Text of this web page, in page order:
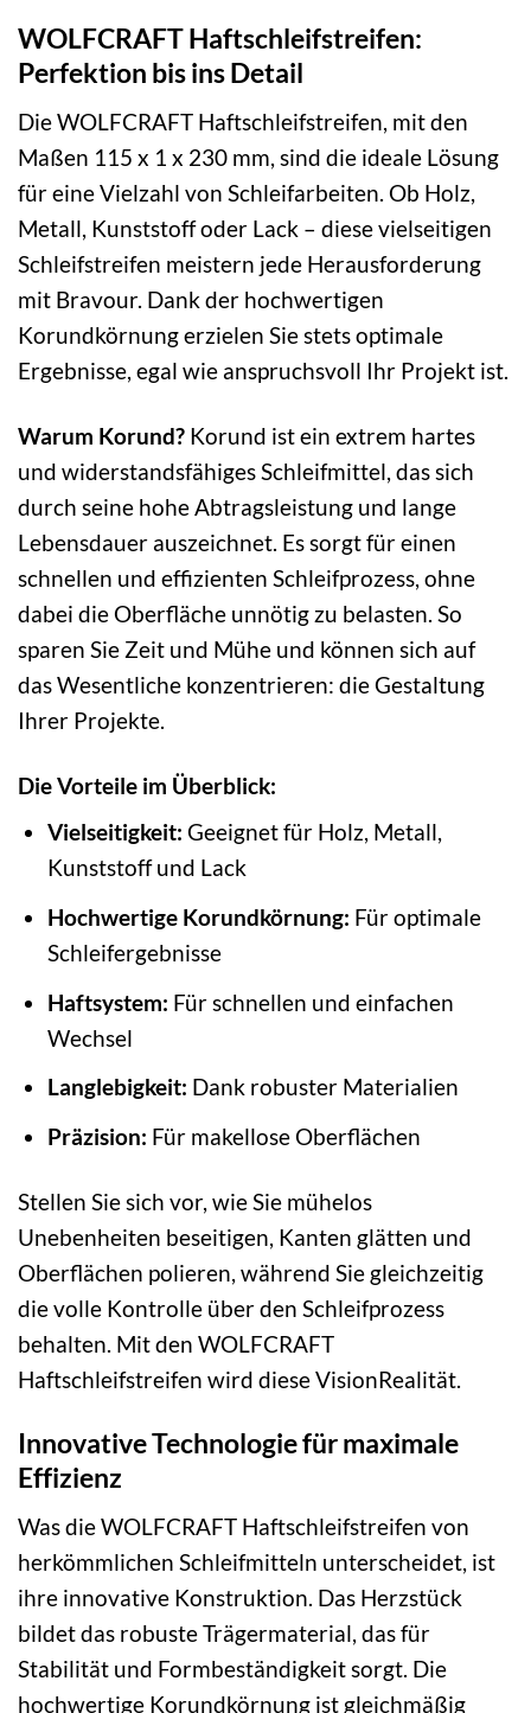
WOLFCRAFT Haftschleifstreifen:
Perfektion bis ins Detail
Die WOLFCRAFT Haftschleifstreifen, mit den
Maßen 115 x 1 x 230 mm, sind die ideale Lösung
für eine Vielzahl von Schleifarbeiten. Ob Holz,
Metall, Kunststoff oder Lack – diese vielseitigen
Schleifstreifen meistern jede Herausforderung
mit Bravour. Dank der hochwertigen
Korundkörnung erzielen Sie stets optimale
Ergebnisse, egal wie anspruchsvoll Ihr Projekt ist.
Warum Korund? Korund ist ein extrem hartes
und widerstandsfähiges Schleifmittel, das sich
durch seine hohe Abtragsleistung und lange
Lebensdauer auszeichnet. Es sorgt für einen
schnellen und effizienten Schleifprozess, ohne
dabei die Oberfläche unnötig zu belasten. So
sparen Sie Zeit und Mühe und können sich auf
das Wesentliche konzentrieren: die Gestaltung
Ihrer Projekte.
Die Vorteile im Überblick:
Vielseitigkeit: Geeignet für Holz, Metall,
Kunststoff und Lack
Hochwertige Korundkörnung: Für optimale
Schleifergebnisse
Haftsystem: Für schnellen und einfachen
Wechsel
Langlebigkeit: Dank robuster Materialien
Präzision: Für makellose Oberflächen
Stellen Sie sich vor, wie Sie mühelos
Unebenheiten beseitigen, Kanten glätten und
Oberflächen polieren, während Sie gleichzeitig
die volle Kontrolle über den Schleifprozess
behalten. Mit den WOLFCRAFT
Haftschleifstreifen wird diese VisionRealität.
Innovative Technologie für maximale
Effizienz
Was die WOLFCRAFT Haftschleifstreifen von
herkömmlichen Schleifmitteln unterscheidet, ist
ihre innovative Konstruktion. Das Herzstück
bildet das robuste Trägermaterial, das für
Stabilität und Formbeständigkeit sorgt. Die
hochwertige Korundkörnung ist gleichmäßig